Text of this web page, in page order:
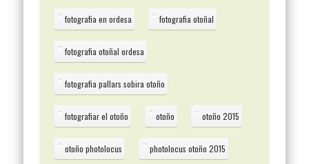
fotografia en ordesa fotografia otoñal
fotografia otoñal ordesa
fotografia pallars sobira otoño
fotografiar el otoño otoño otoño 2015
otoño photolocus photolocus otoño 2015